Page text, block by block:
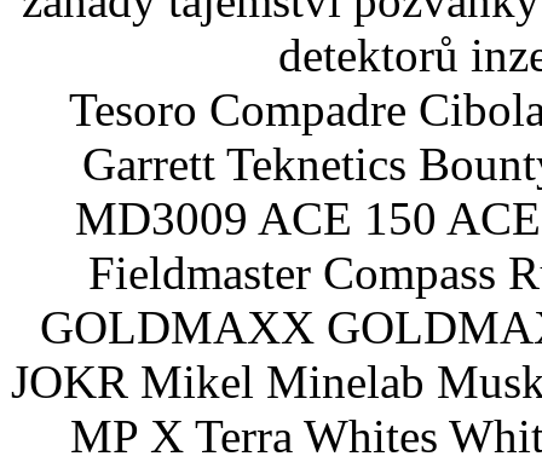
detektorů
Tesoro Compadre
Garrett Teknetics
MD3009 ACE 150
Fieldmaster Compass
GOLDMAXX
JOKR Mikel Minelab
MP X Terra Whites